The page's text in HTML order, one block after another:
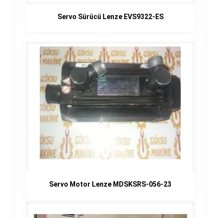
Servo Sürücü Lenze EVS9322-ES
Servo Motor Lenze MDSKSRS-056-23